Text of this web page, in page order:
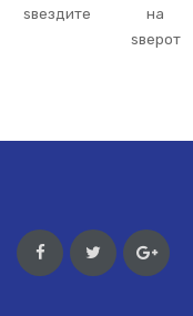
ѕвездите
на
ѕверот